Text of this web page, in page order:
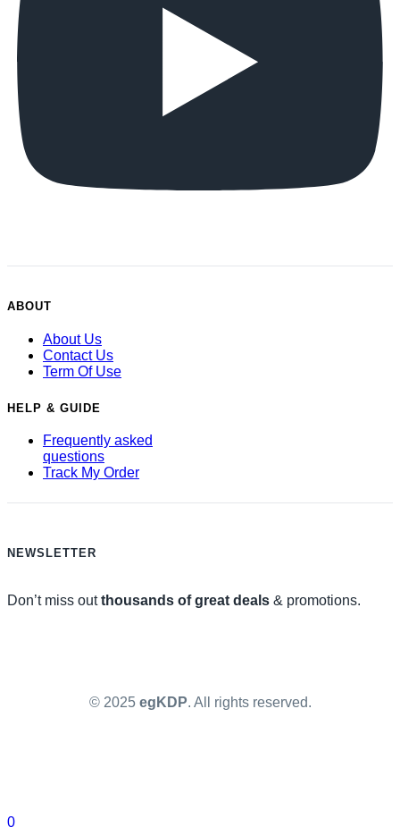
ABOUT
About Us
Contact Us
Term Of Use
HELP & GUIDE
Frequently asked
questions
Track My Order
NEWSLETTER
Don’t miss outthousands of great deals & promotions.
© 2025 egKDP. All rights reserved.
0